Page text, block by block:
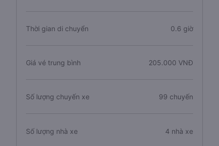
Chiều dài tuyến đường 33 km
Thời gian di chuyển 0.6 giờ
Giá vé trung bình 205.000 VNĐ
Số lượng chuyến xe 99 chuyến